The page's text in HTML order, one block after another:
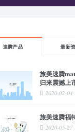
速腾产品 最新
旅美速腾
归来震撼上
2020-02-04
旅美速腾福
2020-05-27